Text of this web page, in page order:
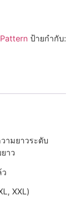
ป้ายกำกับ:
ามยาวระดับ
าว
XXL)